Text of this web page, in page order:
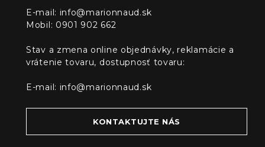
E-mail: info@marionnaud.sk
Mobil: 0901 902 662
Stav a zmena online objednávky, reklamácie a
vrátenie tovaru, dostupnosť tovaru:
E-mail: info@marionnaud.sk
KONTAKTUJTE NÁS